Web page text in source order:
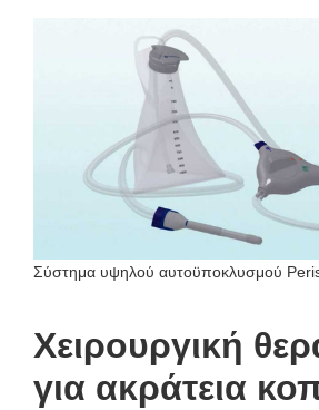
Σύστημα υψηλού αυτοϋποκλυσμού
Χειρουργική
για ακράτεια